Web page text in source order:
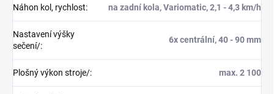
Náhon kol, rychlost: na zadní kola, Variomatic, 2,1 - 4,3 km/h
Nastavení výšky
sečení/:
6x centrální, 40 - 90 mm
Plošný výkon stroje/: max. 2 100